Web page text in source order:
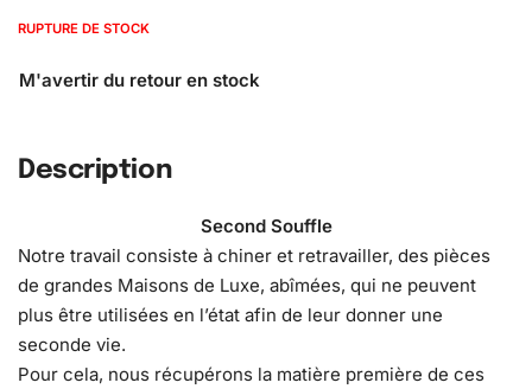
RUPTURE DE STOCK
Description
Second Souffle
Notre travail consiste à chiner et retravailler, des pièces
de grandes Maisons de Luxe, abîmées, qui ne peuvent
plus être utilisées en l’état afin de leur donner une
seconde vie.
Pour cela, nous récupérons la matière première de ces